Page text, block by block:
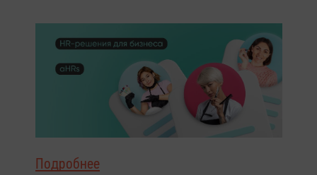
Подробнее